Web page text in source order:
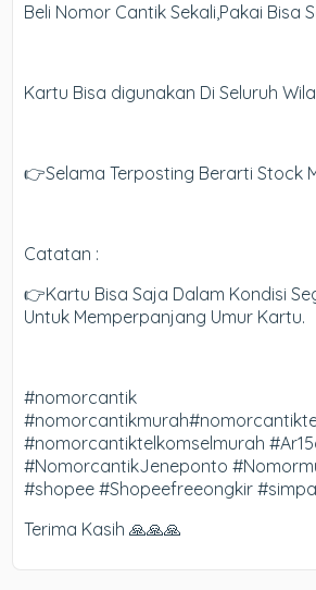
Beli Nomor Cantik Sekali,Pakai Bisa
Kartu Bisa digunakan Di Seluruh
👉Selama Terposting Berarti Stock
Catatan :
👉Kartu Bisa Saja Dalam Kondisi
Untuk Memperpanjang Umur Kartu.
#nomorcantik
#nomorcantiktelkomselmurah
#NomorcantikJeneponto
#shopee #Shopeefreeongkir
Terima Kasih 🙏🙏🙏